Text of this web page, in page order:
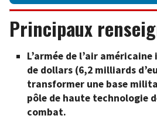
Principaux
L’armée de l’air
de dollars (6,2 milliards
transformer une base
pôle de haute technologie
combat.